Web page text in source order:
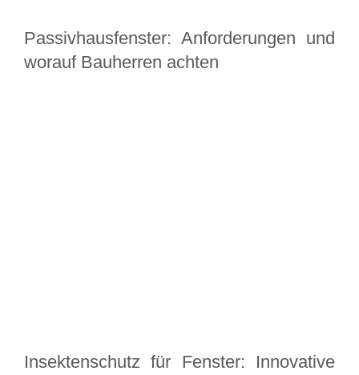
Passivhausfenster: Anforderungen und
worauf Bauherren achten
Insektenschutz für Fenster: Innovative